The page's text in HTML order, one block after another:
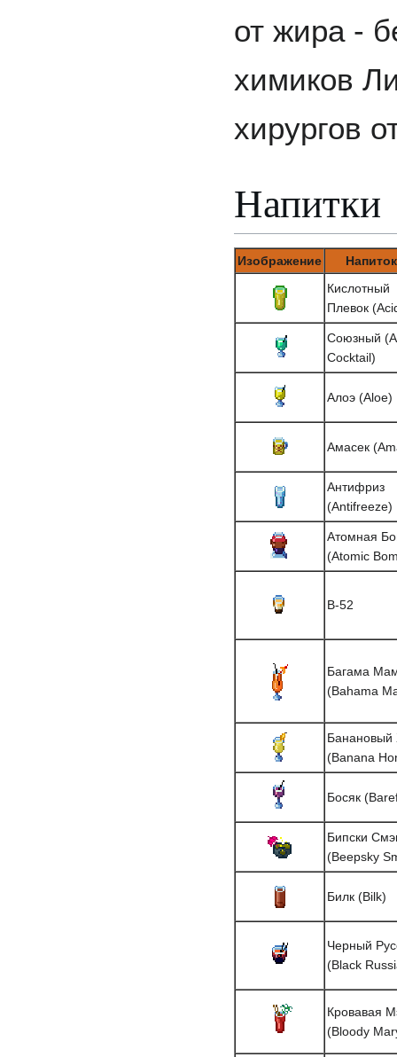
от жира -
химиков
хирургов
Напитки
Изображение
Напиток
Кислотный
Плевок
Союзный
Cocktail)
Алоэ (Aloe)
Амасек
Антифриз
(Antifreeze)
Атомная
(Atomic
B-52
Багама
(Bahama
Банановый
(Banana
Босяк
Бипски
(Beepsky
Билк (Bilk)
Черный
(Black
Кровавая
(Bloody